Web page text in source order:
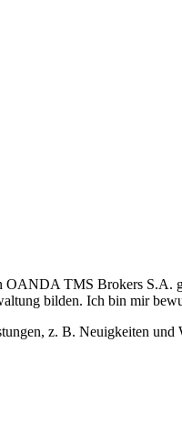
OANDA TMS Brokers S.A.
bilden. Ich bin mir
z. B. Neuigkeiten und